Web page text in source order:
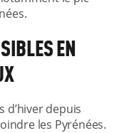
EN
d’hiver depuis
les Pyrénées.